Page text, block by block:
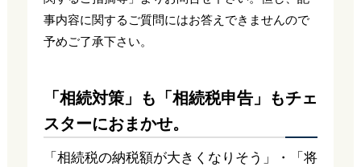
事内容に関するご質問にはお答えできませんので
予めご了承下さい。
「相続対策」も「相続税申告」もチェ
スターにおまかせ。
「相続税の納税額が大きくなりそう」・「将